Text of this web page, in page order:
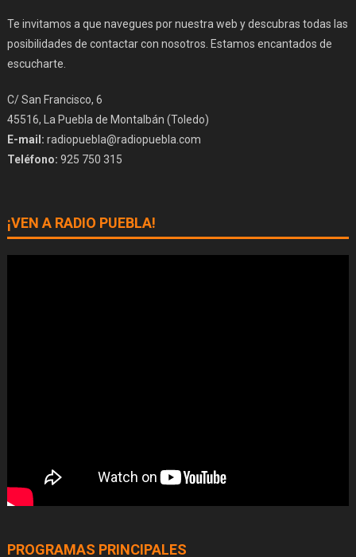
Te invitamos a que navegues por nuestra web y descubras todas las
posibilidades de contactar con nosotros. Estamos encantados de
escucharte.
C/ San Francisco, 6
45516, La Puebla de Montalbán (Toledo)
E-mail: radiopuebla@radiopuebla.com
Teléfono: 925 750 315
¡VEN A RADIO PUEBLA!
PROGRAMAS PRINCIPALES